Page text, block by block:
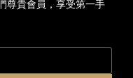
尊貴會員，享受第一手